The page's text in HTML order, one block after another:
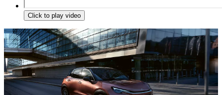
Click to play video